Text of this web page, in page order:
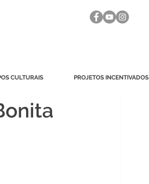
CULTURAIS PROJETOS INCENTIVADOS